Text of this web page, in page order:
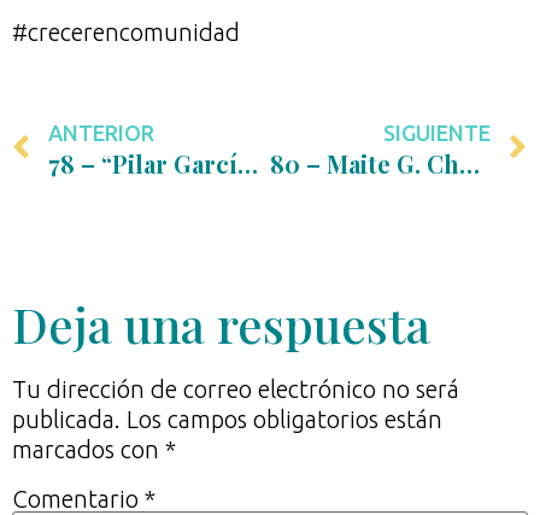
#crecerencomunidad
ANTERIOR
78 – “Pilar García de Viedma, Claves del Coaching de Equipos”
SIGUIENTE
80 – Maite G. Checa – “Coaching Ejecutivo y Metodología Coraops”
Deja una respuesta
Tu dirección de correo electrónico no será
publicada. Los campos obligatorios están
marcados con *
Comentario *